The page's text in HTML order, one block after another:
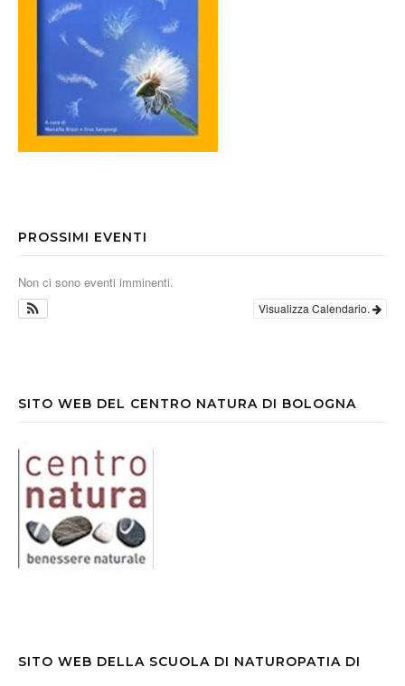
PROSSIMI EVENTI
Non ci sono eventi imminenti.
Visualizza Calendario.
SITO WEB DEL CENTRO NATURA DI BOLOGNA
SITO WEB DELLA SCUOLA DI NATUROPATIA DI